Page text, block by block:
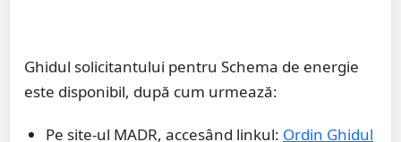
Ghidul solicitantului pentru Schema de energie
este disponibil, după cum urmează:
Pe site-ul MADR, accesând linkul: Ordin Ghidul